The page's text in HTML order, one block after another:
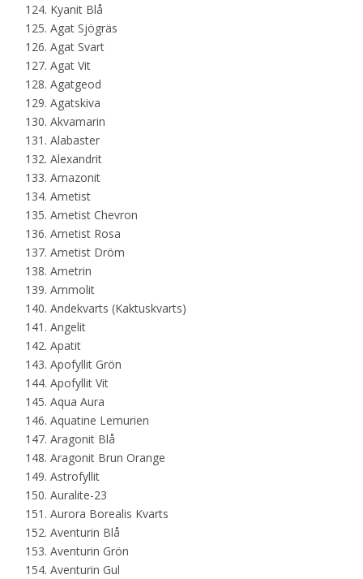
Kyanit Blå
Agat Sjögräs
Agat Svart
Agat Vit
Agatgeod
Agatskiva
Akvamarin
Alabaster
Alexandrit
Amazonit
Ametist
Ametist Chevron
Ametist Rosa
Ametist Dröm
Ametrin
Ammolit
Andekvarts (Kaktuskvarts)
Angelit
Apatit
Apofyllit Grön
Apofyllit Vit
Aqua Aura
Aquatine Lemurien
Aragonit Blå
Aragonit Brun Orange
Astrofyllit
Auralite-23
Aurora Borealis Kvarts
Aventurin Blå
Aventurin Grön
Aventurin Gul